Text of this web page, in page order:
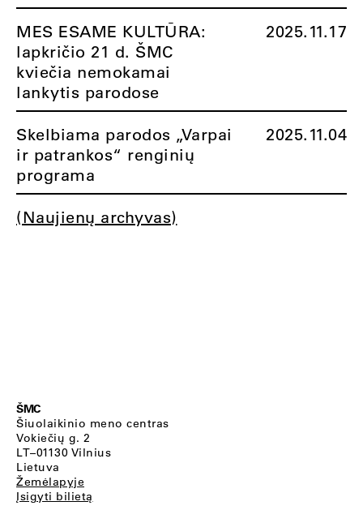
MES ESAME KULTŪRA:
lapkričio 21 d. ŠMC
kviečia nemokamai
lankytis parodose
2025.11.17
Skelbiama parodos „Varpai
ir patrankos“ renginių
programa
2025.11.04
(Naujienų archyvas)
ŠMC
Šiuolaikinio meno centras
Vokiečių g. 2
LT–01130 Vilnius
Lietuva
Žemėlapyje
Įsigyti bilietą